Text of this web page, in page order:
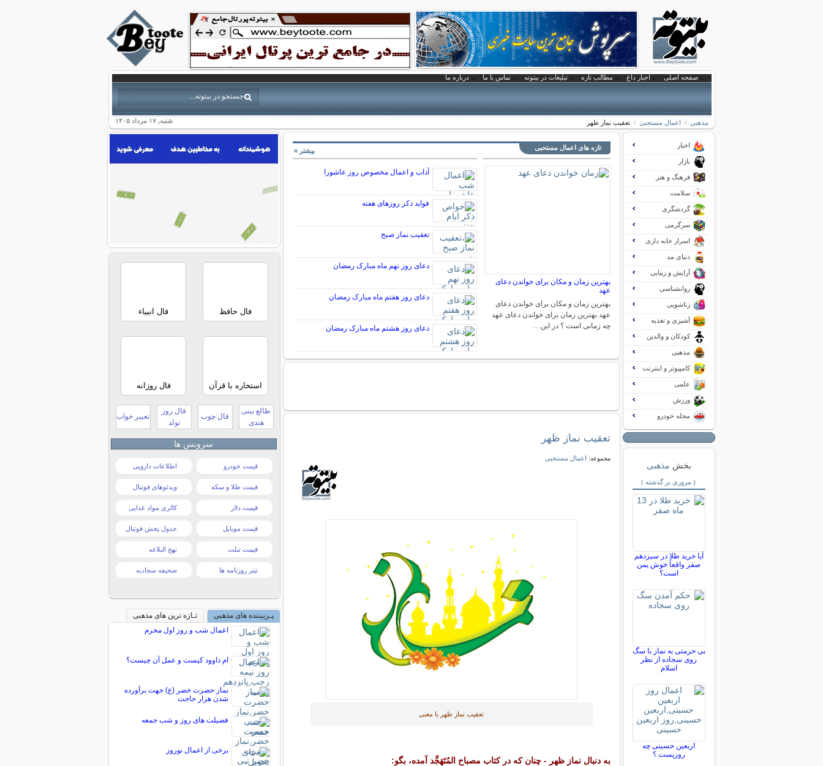
صفحه اصلی اخبار داغ مطالب تازه تبلیغات در بیتوته تماس با ما درباره ما
شنبه, ۱۷ مرداد ۱۴۰۵ مذهبی اعمال مستحبی تعقیب نماز ظهر
تازه های اعمال مستحبی
بهترین زمان و مکان برای خواندن دعای
عهد
بهترین زمان و مکان برای خواندن دعای
عهد بهترین زمان برای خواندن دعای عهد
چه زمانی است ؟ در این…
آداب و اعمال مخصوص روز عاشورا
فواید ذکر روزهای هفته
تعقیب نماز صبح
دعای روز نهم ماه مبارک رمضان
دعای روز هفتم ماه مبارک رمضان
دعای روز هشتم ماه مبارک رمضان
بیشتر »
تعقیب نماز ظهر
مجموعه: اعمال مستحبی
تعقیب نماز ظهر با معنی
به دنبال نماز ظهر - چنان كه در كتاب مصباح المُتَهَجِّد آمده، بگو:
اخبار
بازار
فرهنگ و هنر
سلامت
گردشگری
سرگرمی
اسرار خانه داری
دنیای مد
آرایش و زیبایی
روانشناسی
زناشویی
آشپزی و تغذیه
کودکان و والدین
مذهبی
کامپیوتر و اینترنت
علمی
ورزش
مجله خودرو
بخش مذهبی
( مروری بر گذشته )
آیا خرید طلا در سیزدهم
صفر واقعاً خوش یمن
است؟
بی حرمتی به نماز با سگ
روی سجاده از نظر
اسلام
اربعین حسینی چه
روزیست ؟
فال حافظ فال انبیاء
استخاره با قرآن فال روزانه
طالع بینی
هندی
فال چوب
فال روز
تولد
تعبیر خواب
سرویس ها
قیمت خودرو اطلاعات دارویی
قیمت طلا و سکه ویدئوهای فوتبال
قیمت دلار کالری مواد غذایی
قیمت موبایل جدول پخش فوتبال
قیمت تبلت نهج البلاغه
تیتر روزنامه ها صحیفه سجادیه
پـربیننده های مذهبی
تـازه ترین های مذهبی
اعمال شب و روز اول محرم
ام داوود کیست و عمل آن چیست؟
نماز حضرت خضر (ع) جهت برآورده
شدن هزار حاجت
فضیلت های روز و شب جمعه
برخی از اعمال نوروز